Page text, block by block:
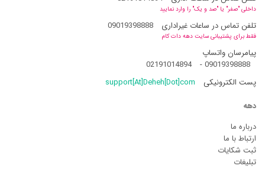
داخلی "صفر" یا "صد و یک" را وارد نمایید
تلفن تماس در ساعات غیراداری 09019398888
فقط برای پشتیبانی سایت دهه دات کام
پیامرسان واتساپ
09019398888
-
02191014894
پست الکترونیکی
support[At]Deheh[Dot]com
دهه
درباره ما
ارتباط با ما
ثبت شکایات
تبلیغات